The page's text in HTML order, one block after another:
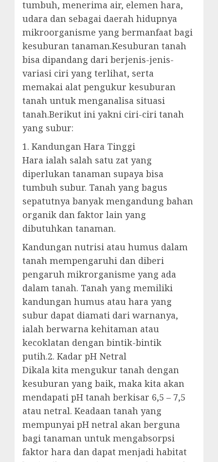
tumbuh, menerima air, elemen hara,
udara dan sebagai daerah hidupnya
mikroorganisme yang bermanfaat bagi
kesuburan tanaman.Kesuburan tanah
bisa dipandang dari berjenis-jenis-
variasi ciri yang terlihat, serta
memakai alat pengukur kesuburan
tanah untuk menganalisa situasi
tanah.Berikut ini yakni ciri-ciri tanah
yang subur:
1. Kandungan Hara Tinggi
Hara ialah salah satu zat yang
diperlukan tanaman supaya bisa
tumbuh subur. Tanah yang bagus
sepatutnya banyak mengandung bahan
organik dan faktor lain yang
dibutuhkan tanaman.
Kandungan nutrisi atau humus dalam
tanah mempengaruhi dan diberi
pengaruh mikrorganisme yang ada
dalam tanah. Tanah yang memiliki
kandungan humus atau hara yang
subur dapat diamati dari warnanya,
ialah berwarna kehitaman atau
kecoklatan dengan bintik-bintik
putih.2. Kadar pH Netral
Dikala kita mengukur tanah dengan
kesuburan yang baik, maka kita akan
mendapati pH tanah berkisar 6,5 – 7,5
atau netral. Keadaan tanah yang
mempunyai pH netral akan berguna
bagi tanaman untuk mengabsorpsi
faktor hara dan dapat menjadi habitat